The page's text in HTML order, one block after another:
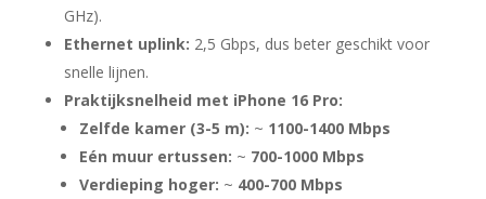
GHz).
Ethernet uplink: 2,5 Gbps, dus beter geschikt voor
snelle lijnen.
Praktijksnelheid met iPhone 16 Pro:
Zelfde kamer (3-5 m): ~ 1100-1400 Mbps
Eén muur ertussen: ~ 700-1000 Mbps
Verdieping hoger: ~ 400-700 Mbps